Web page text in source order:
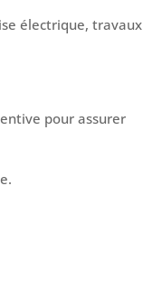
électrique, travaux
pour assurer